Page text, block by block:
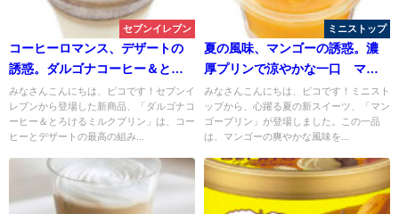
セブンイレブン
コーヒーロマンス、デザートの
誘惑。ダルゴナコーヒー＆とろ
けるミルクプリン。
みなさんこんにちは、ピコです！セブンイ
レブンから登場した新商品、「ダルゴナコ
ーヒー＆とろけるミルクプリン」は、コー
ヒーとデザートの最高の組み...
ミニストップ
夏の風味、マンゴーの誘惑。濃
厚プリンで涼やかな一口 マン
ゴープリン
みなさんこんにちは、ピコです！ミニスト
ップから、心躍る夏の新スイーツ、「マン
ゴープリン」が登場しました。この一品
は、マンゴーの爽やかな風味を...